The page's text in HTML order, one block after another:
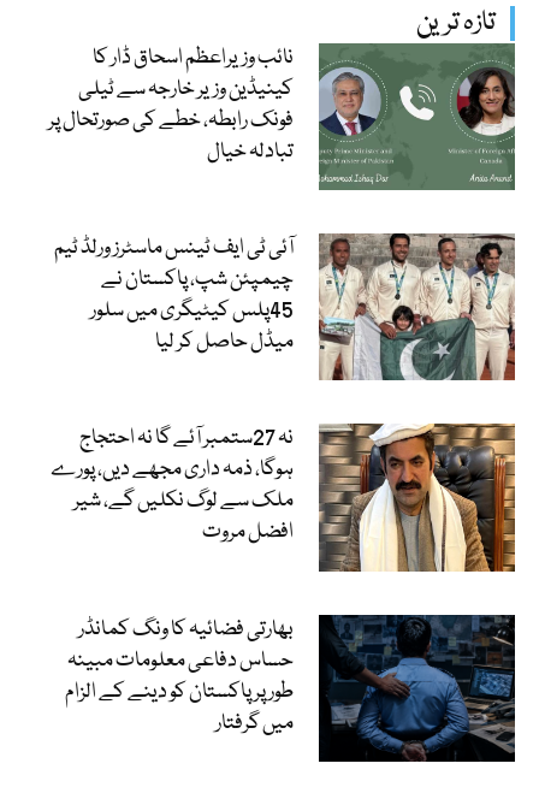
تازہ ترین
نائب وزیراعظم اسحاق ڈار کا
کینیڈین وزیر خارجہ سے ٹیلی
فونک رابطہ، خطے کی صورتحال پر
تبادلہ خیال
آئی ٹی ایف ٹینس ماسٹرز ورلڈ ٹیم
چیمپئن شپ، پاکستان نے
45پلس کیٹیگری میں سلور
میڈل حاصل کر لیا
نہ 27ستمبر آئے گا نہ احتجاج
ہوگا، ذمہ داری مجھے دیں، پورے
ملک سے لوگ نکلیں گے، شیر
افضل مروت
بھارتی فضائیہ کا ونگ کمانڈر
حساس دفاعی معلومات مبینہ
طور پر پاکستان کو دینے کے الزام
میں گرفتار